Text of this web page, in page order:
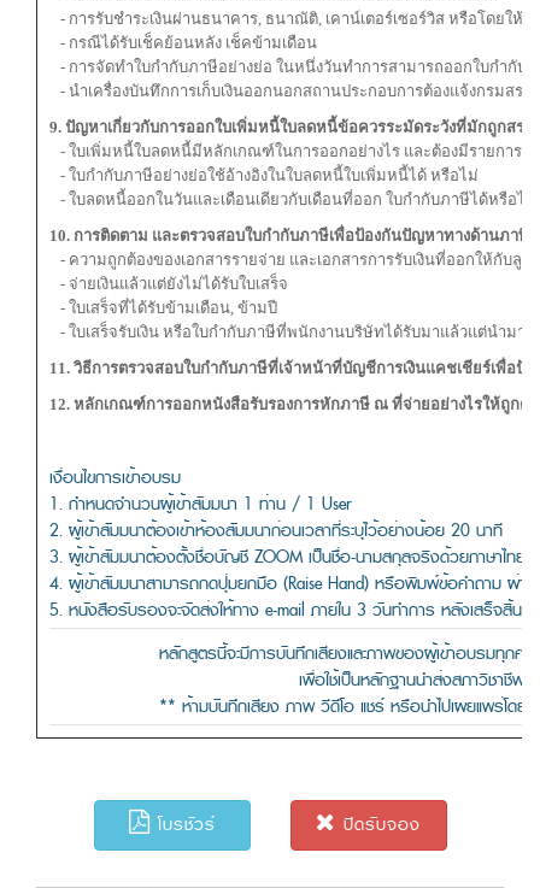
- การรับชำระเงินผ่านธนาคาร, ธนาณัติ, เคาน์เตอร์เซอร์วิส หรือโดยให้เ
- กรณีได้รับเช็คย้อนหลัง เช็คข้ามเดือน
- การจัดทำใบกำกับภาษีอย่างย่อ ในหนึ่งวันทำการสามารถออกใบกำกับ
- นำเครื่องบันทึกการเก็บเงินออกนอกสถานประกอบการต้องแจ้งกรมสรร
9. ปัญหาเกี่ยวกับการออกใบเพิ่มหนี้ใบลดหนี้ข้อควรระมัดระวังที่มักถูกสรร
- ใบเพิ่มหนี้ใบลดหนี้มีหลักเกณฑ์ในการออกอย่างไร และต้องมีรายการใด
- ใบกำกับภาษีอย่างย่อใช้อ้างอิงในใบลดหนี้ใบเพิ่มหนี้ได้ หรือไม่
- ใบลดหนี้ออกในวันและเดือนเดียวกับเดือนที่ออก ใบกำกับภาษีได้หรือไม่
10. การติดตาม และตรวจสอบใบกำกับภาษีเพื่อป้องกันปัญหาทางด้านภาษี
- ความถูกต้องของเอกสารรายจ่าย และเอกสารการรับเงินที่ออกให้กับลูก
- จ่ายเงินแล้วแต่ยังไม่ได้รับใบเสร็จ
- ใบเสร็จที่ได้รับข้ามเดือน, ข้ามปี
- ใบเสร็จรับเงิน หรือใบกำกับภาษีที่พนักงานบริษัทได้รับมาแล้วแต่นำมาใ
11. วิธีการตรวจสอบใบกำกับภาษีที่เจ้าหน้าที่บัญชีการเงินแคชเชียร์เพื่อ
12. หลักเกณฑ์การออกหนังสือรับรองการหักภาษี ณ ที่จ่ายอย่างไรให้ถูกต้
เงื่อนไขการเข้าอบรม
1. กำหนดจำนวนผู้เข้าสัมมนา 1 ท่าน / 1 User
2. ผู้เข้าสัมมนาต้องเข้าห้องสัมมนาก่อนเวลาที่ระบุไว้อย่างน้อย 20 นาที
3. ผู้เข้าสัมมนาต้องตั้งชื่อบัญชี ZOOM เป็นชื่อ-นามสกุลจริงด้วยภาษาไทย
4. ผู้เข้าสัมมนาสามารถกดปุ่มยกมือ (Raise Hand) หรือพิมพ์ข้อคำถาม ผ่าน
5. หนังสือรับรองจะจัดส่งให้ทาง e-mail ภายใน 3 วันทำการ หลังเสร็จสิ้นก
หลักสูตรนี้จะมีการบันทึกเสียงและภาพของผู้เข้าอบรมทุกคน
เพื่อใช้เป็นหลักฐานนําส่งสภาวิชาชีพ
** ห้ามบันทึกเสียง ภาพ วีดีโอ แชร์ หรือนำไปเผยแพร่โดย
โบรชัวร์ ปิดรับจอง